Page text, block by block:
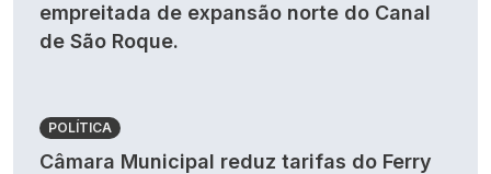
empreitada de expansão norte do Canal
de São Roque.
POLÍTICA
Câmara Municipal reduz tarifas do Ferry